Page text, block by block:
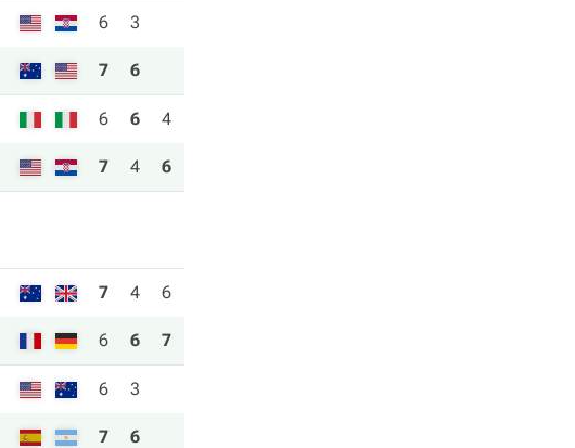
6 3
7 6
6 6 4
7 4 6
7 4 6
6 6 7
6 3
7 6